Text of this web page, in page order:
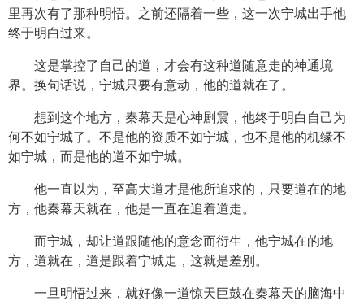
里再次有了那种明悟。之前还隔着一些，这一次宁城出手他
终于明白过来。
这是掌控了自己的道，才会有这种道随意走的神通境
界。换句话说，宁城只要有意动，他的道就在了。
想到这个地方，秦幕天是心神剧震，他终于明白自己为
何不如宁城了。不是他的资质不如宁城，也不是他的机缘不
如宁城，而是他的道不如宁城。
他一直以为，至高大道才是他所追求的，只要道在的地
方，他秦幕天就在，他是一直在追着道走。
而宁城，却让道跟随他的意念而衍生，他宁城在的地
方，道就在，道是跟着宁城走，这就是差别。
一旦明悟过来，就好像一道惊天巨鼓在秦幕天的脑海中